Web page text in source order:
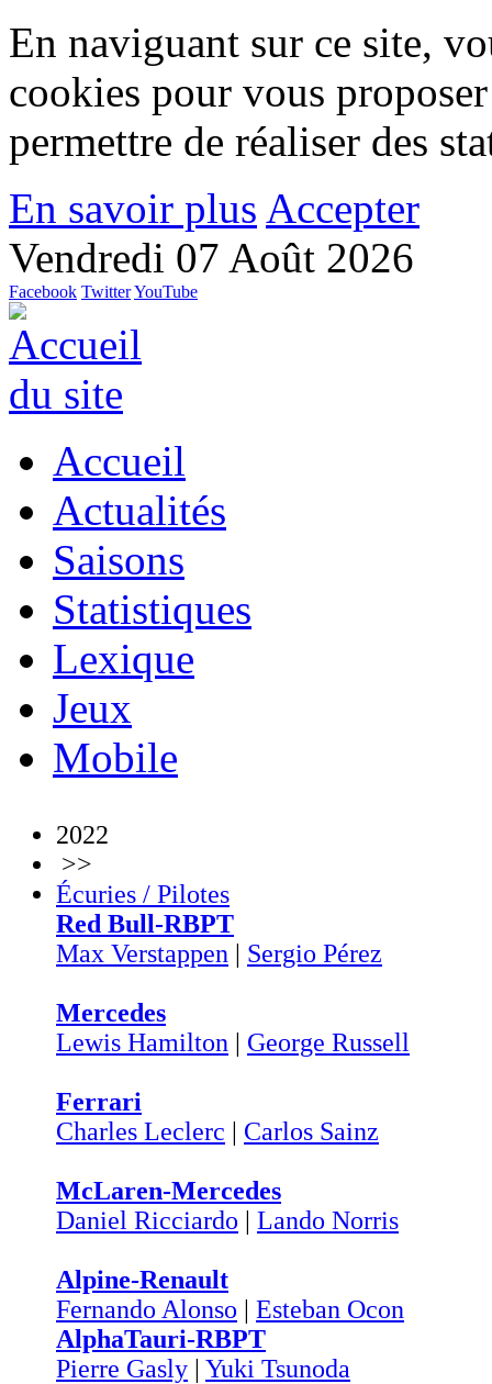
En naviguant sur ce site,
cookies pour vous
permettre de réaliser des
En savoir plus Accepter
Vendredi 07 Août 2026
Facebook TwitterYouTube
Accueil
Actualités
Saisons
Statistiques
Lexique
Jeux
Mobile
2022
>>
Écuries / Pilotes
Red Bull-RBPT
Max Verstappen | Sergio Pérez
Mercedes
Lewis Hamilton | George Russell
Ferrari
Charles Leclerc | Carlos Sainz
McLaren-Mercedes
Daniel Ricciardo | Lando Norris
Alpine-Renault
Fernando Alonso | Esteban Ocon
AlphaTauri-RBPT
Pierre Gasly | Yuki Tsunoda